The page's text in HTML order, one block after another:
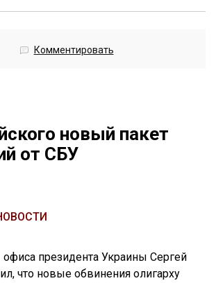
Комментировать
новый пакет
от СБУ
президента Украины Сергей
что новые обвинения олигарху